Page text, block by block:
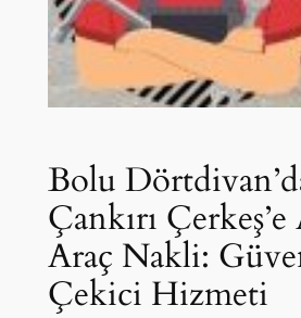
Bolu
Çankırı Çerkeş’e
Araç Nakli:
Çekici Hizmeti